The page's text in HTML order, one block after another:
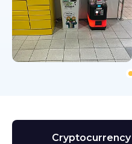
Cryptocurrency